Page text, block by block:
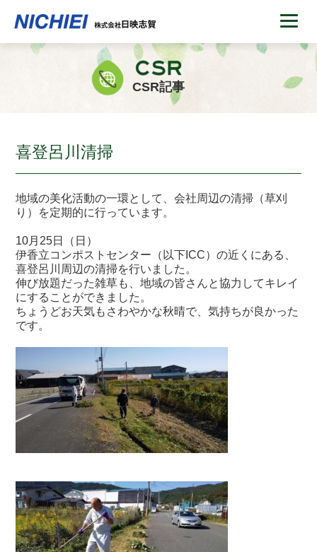
CSR記事
喜登呂川清掃
地域の美化活動の一環として、会社周辺の清掃（草刈
り）を定期的に行っています。
10月25日（日）
伊香立コンポストセンター（以下ICC）の近くにある、
喜登呂川周辺の清掃を行いました。
伸び放題だった雑草も、地域の皆さんと協力してキレイ
にすることができました。
ちょうどお天気もさわやかな秋晴で、気持ちが良かった
です。